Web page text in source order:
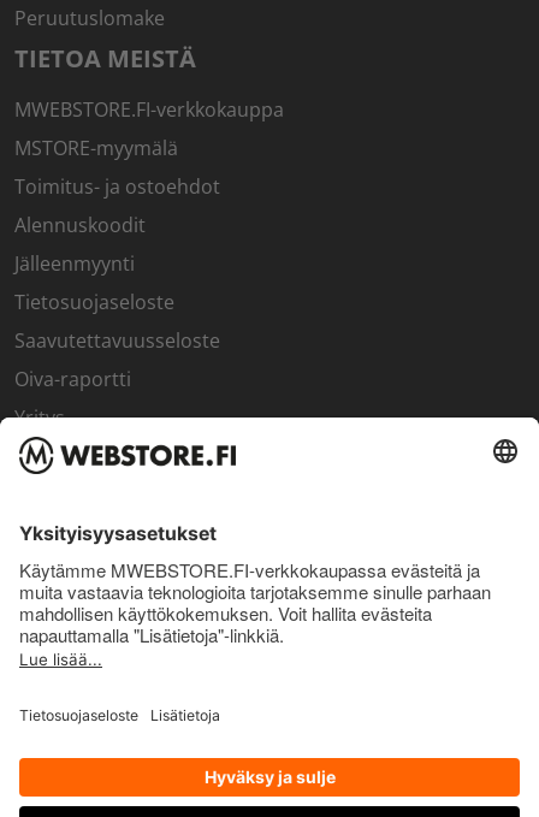
Peruutuslomake
TIETOA MEISTÄ
MWEBSTORE.FI-verkkokauppa
MSTORE-myymälä
Toimitus- ja ostoehdot
Alennuskoodit
Jälleenmyynti
Tietosuojaseloste
Saavutettavuusseloste
Oiva-raportti
Yritys
SISÄPIIRI
Sisäpiirin bonusohjelma
Uutiskirje
Uutiset ja artikkelit